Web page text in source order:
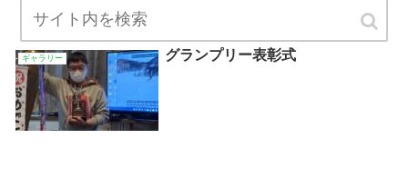
ギャラリー グランプリー表彰式